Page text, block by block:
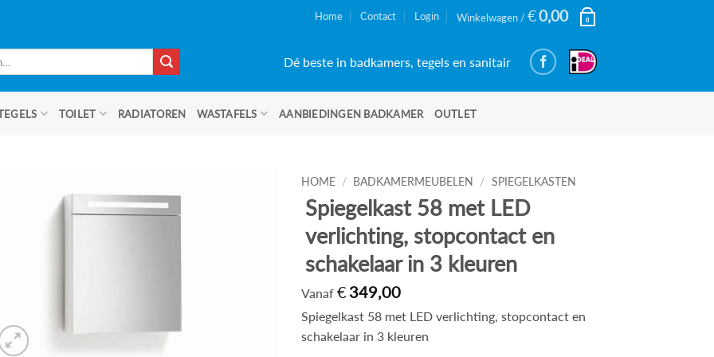
Home Contact Login Winkelwagen /€0,00 0
Dé beste in badkamers, tegels en sanitair
TOILET RADIATOREN WASTAFELS AANBIEDINGEN BADKAMER OUTLET
HOME / BADKAMERMEUBELEN / SPIEGELKASTEN
Spiegelkast 58 met LED
verlichting, stopcontact en
schakelaar in 3 kleuren
Vanaf€ 349,00
Spiegelkast 58 met LED verlichting, stopcontact en
schakelaar in 3 kleuren